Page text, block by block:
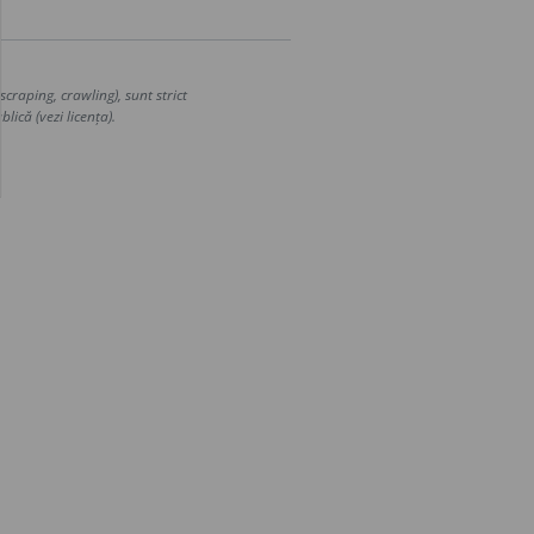
crawling), sunt strict
(vezi licența).